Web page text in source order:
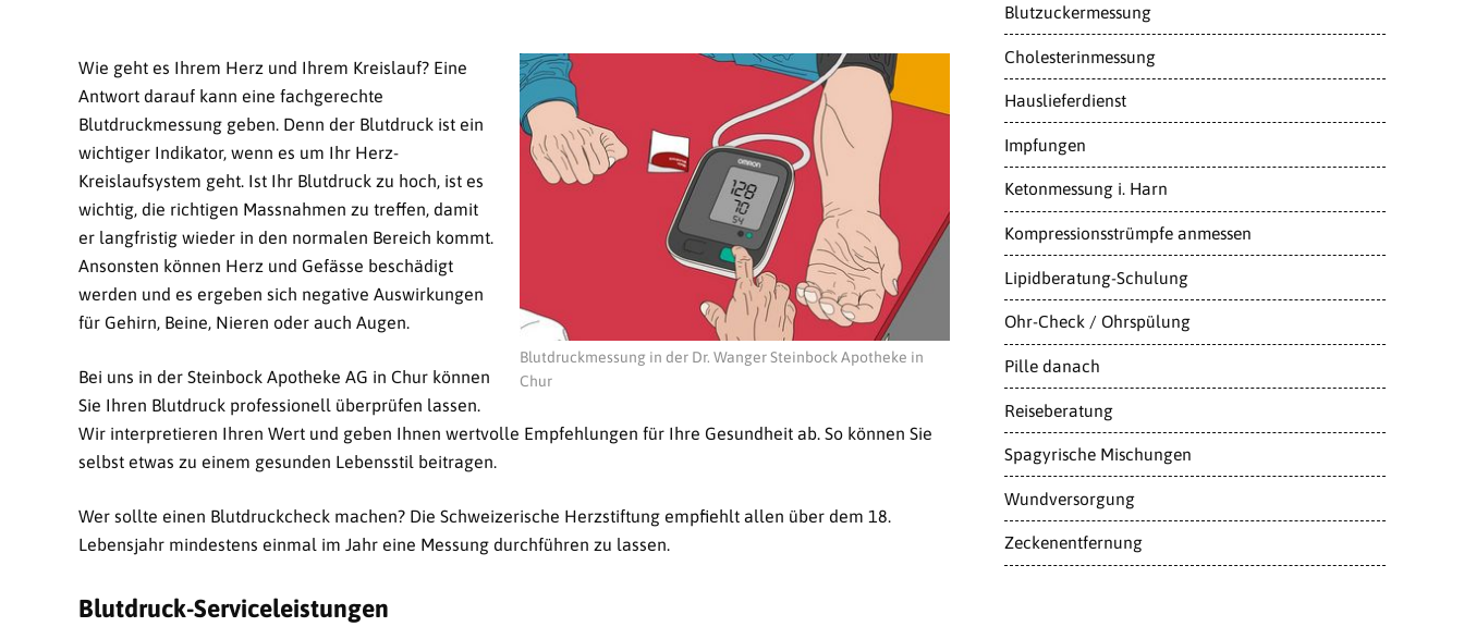
Blutdruckmessung in der Dr. Wanger Steinbock Apotheke in
Chur
Wie geht es Ihrem Herz und Ihrem Kreislauf? Eine
Antwort darauf kann eine fachgerechte
Blutdruckmessung geben. Denn der Blutdruck ist ein
wichtiger Indikator, wenn es um Ihr Herz-
Kreislaufsystem geht. Ist Ihr Blutdruck zu hoch, ist es
wichtig, die richtigen Massnahmen zu treffen, damit
er langfristig wieder in den normalen Bereich kommt.
Ansonsten können Herz und Gefässe beschädigt
werden und es ergeben sich negative Auswirkungen
für Gehirn, Beine, Nieren oder auch Augen.
Bei uns in der Steinbock Apotheke AG in Chur können
Sie Ihren Blutdruck professionell überprüfen lassen.
Wir interpretieren Ihren Wert und geben Ihnen wertvolle Empfehlungen für Ihre Gesundheit ab. So können Sie
selbst etwas zu einem gesunden Lebensstil beitragen.
Wer sollte einen Blutdruckcheck machen? Die Schweizerische Herzstiftung empfiehlt allen über dem 18.
Lebensjahr mindestens einmal im Jahr eine Messung durchführen zu lassen.
Blutdruck-Serviceleistungen
Blutzuckermessung
Cholesterinmessung
Hauslieferdienst
Impfungen
Ketonmessung i. Harn
Kompressionsstrümpfe anmessen
Lipidberatung-Schulung
Ohr-Check / Ohrspülung
Pille danach
Reiseberatung
Spagyrische Mischungen
Wundversorgung
Zeckenentfernung